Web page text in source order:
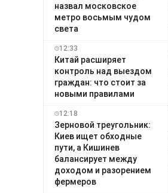
назвал московское
метро восьмым чудом
света
12:33
Китай расширяет
контроль над выездом
граждан: что стоит за
новыми правилами
12:18
Зерновой треугольник:
Киев ищет обходные
пути, а Кишинев
балансирует между
доходом и разорением
фермеров